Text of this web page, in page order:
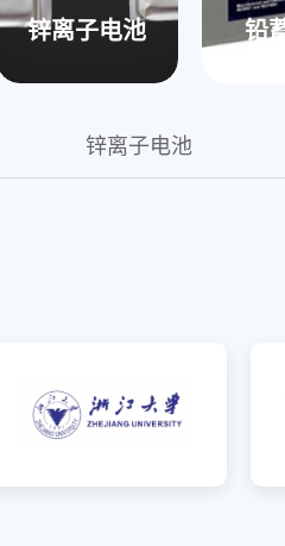
LFP电池
锌离子电池 铅
锌离子电池